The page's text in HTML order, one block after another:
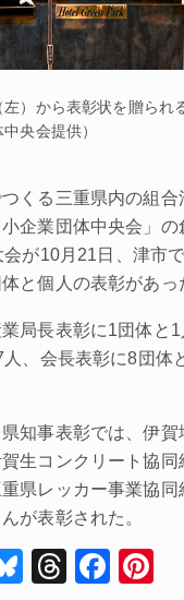
）から表彰状を贈られ
央会提供）
くる三重県内の組合
企業団体中央会」
が10月21日、津市
と個人の表彰があっ
局長表彰に1団体と1
、会長表彰に8団体
知事表彰では、伊賀
生コンクリート協同
県レッカー事業協同
が表彰された。
Bl
T
F